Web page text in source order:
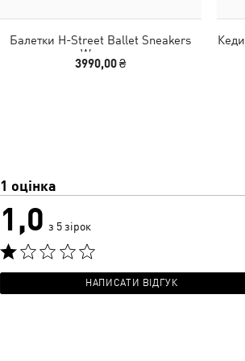
Балетки H-Street Ballet Sneakers
Women
3990,00 ₴
1 оцінка
1,0 з 5 зірок
НАПИСАТИ ВІДГУК